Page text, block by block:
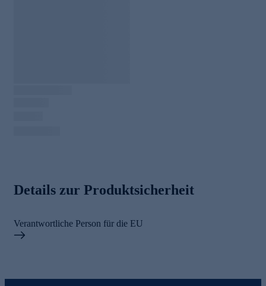
Details zur Produktsicherheit
Verantwortliche Person für die EU